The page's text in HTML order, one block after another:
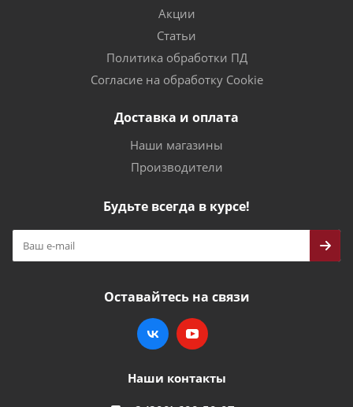
Акции
Статьи
Политика обработки ПД
Согласие на обработку Cookie
Доставка и оплата
Наши магазины
Производители
Будьте всегда в курсе!
Оставайтесь на связи
Наши контакты